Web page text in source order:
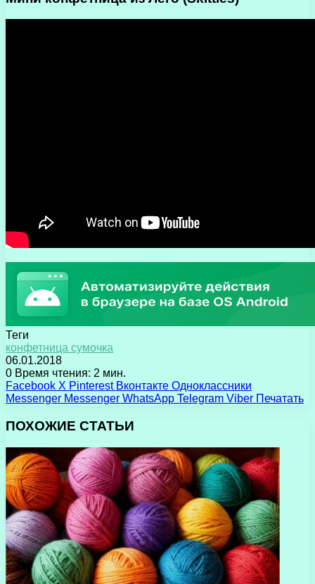
Теги
конфетница сумочка
06.01.2018
0 Время чтения: 2 мин.
Facebook X Pinterest Вконтакте Одноклассники
Messenger Messenger WhatsApp Telegram Viber Печатать
ПОХОЖИЕ СТАТЬИ